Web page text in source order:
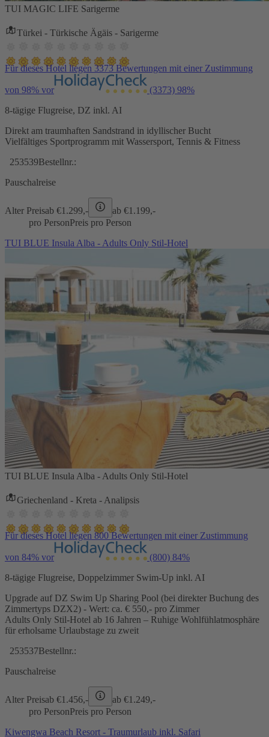
TUI MAGIC LIFE Sarigerme
Türkei - Türkische Ägäis - Sarigerme
Für dieses Hotel liegen 3373 Bewertungen mit einer Zustimmung
von 98% vor (3373) 98%
8-tägige Flugreise, DZ inkl. AI
Direkt am traumhaften Sandstrand in idyllischer Bucht
Vielfältiges Sportprogramm mit Wassersport, Tennis & Fitness
253539Bestellnr.:
Pauschalreise
Alter Preisab €1.299,- ab €1.199,-
pro PersonPreis pro Person
TUI BLUE Insula Alba - Adults Only Stil-Hotel
TUI BLUE Insula Alba - Adults Only Stil-Hotel
Griechenland - Kreta - Analipsis
Für dieses Hotel liegen 800 Bewertungen mit einer Zustimmung
von 84% vor (800) 84%
8-tägige Flugreise, Doppelzimmer Swim-Up inkl. AI
Upgrade auf DZ Swim Up Sharing Pool (bei direkter Buchung des
Zimmertyps DZX2) - Wert: ca. € 550,- pro Zimmer
Adults Only Stil-Hotel ab 16 Jahren – Ruhige Wohlfühlatmosphäre
für erholsame Urlaubstage zu zweit
253537Bestellnr.:
Pauschalreise
Alter Preisab €1.456,- ab €1.249,-
pro PersonPreis pro Person
Kiwengwa Beach Resort - Traumurlaub inkl. Safari